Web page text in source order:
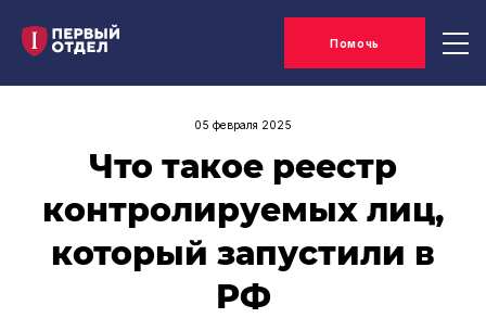
Помочь
05 февраля 2025
Что такое реестр
контролируемых лиц,
который запустили в
РФ